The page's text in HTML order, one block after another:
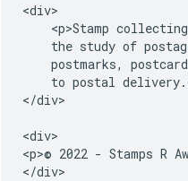
<div>
<p>Stamp
the study of
postmarks,
to postal
</div>
<div>
<p>© 2022 - Stamps R
</div>